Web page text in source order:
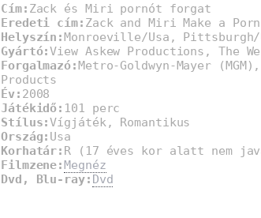
Cím: Zack és Miri pornót forgat
Eredeti cím: Zack and Miri Make a
Helyszín:Monroeville/Usa, Pittsburgh/
Gyártó:View Askew Productions, The
Forgalmazó:Metro-Goldwyn-Mayer
Products
Év: 2008
Játékidő: 101 perc
Stílus:Vígjáték, Romantikus
Ország: Usa
Korhatár: R (17 éves kor alatt nem
Filmzene:Megnéz
Dvd, Blu-ray: Dvd